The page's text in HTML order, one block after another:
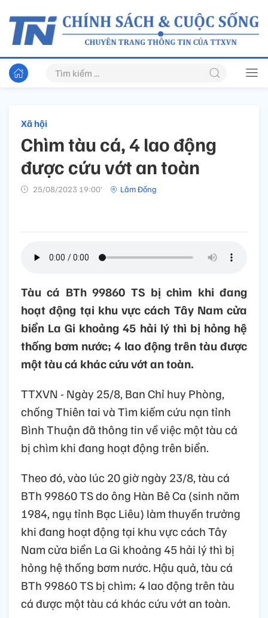
Xã hội
Chìm tàu cá, 4 lao động
được cứu vớt an toàn
25/08/2023 19:00’ Lâm Đồng
Tàu cá BTh 99860 TS bị chìm khi đang
hoạt động tại khu vực cách Tây Nam cửa
biển La Gi khoảng 45 hải lý thì bị hỏng hệ
thống bơm nước; 4 lao động trên tàu được
một tàu cá khác cứu vớt an toàn.
TTXVN - Ngày 25/8, Ban Chỉ huy Phòng,
chống Thiên tai và Tìm kiếm cứu nạn tỉnh
Bình Thuận đã thông tin về việc một tàu cá
bị chìm khi đang hoạt động trên biển.
Theo đó, vào lúc 20 giờ ngày 23/8, tàu cá
BTh 99860 TS do ông Hàn Bê Ca (sinh năm
1984, ngụ tỉnh Bạc Liêu) làm thuyền trưởng
khi đang hoạt động tại khu vực cách Tây
Nam cửa biển La Gi khoảng 45 hải lý thì bị
hỏng hệ thống bơm nước. Hậu quả, tàu cá
BTh 99860 TS bị chìm; 4 lao động trên tàu
cá được một tàu cá khác cứu vớt an toàn.